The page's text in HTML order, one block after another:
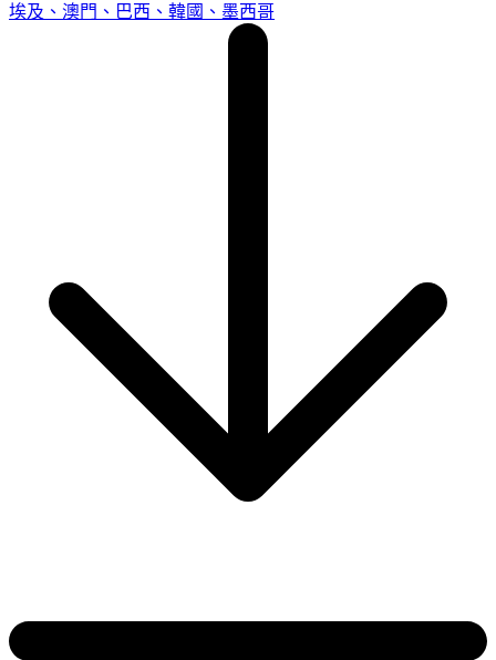
埃及、澳門、巴西、韓國、墨西哥